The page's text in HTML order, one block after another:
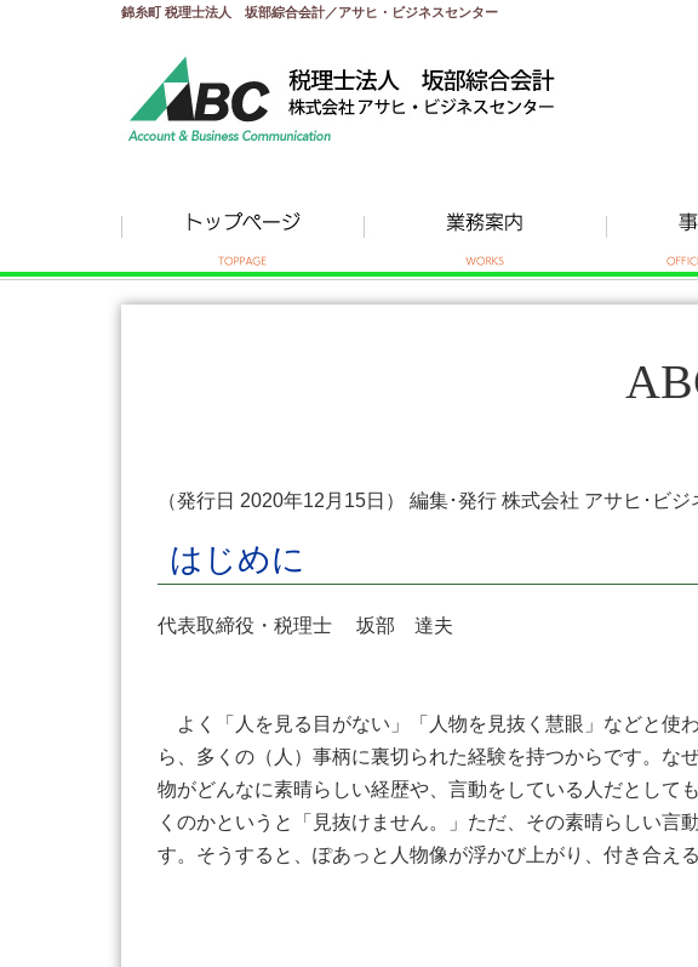
錦糸町 税理士法人 坂部綜合会計／アサヒ・ビジネスセンター
（発行日 2020年12月15日） 編集･発行 株式会社 アサヒ･ビジ
はじめに
代表取締役・税理士 坂部 達夫
よく「人を見る目がない」「人物を見抜く慧眼」などと使
ら、多くの（人）事柄に裏切られた経験を持つからです。な
物がどんなに素晴らしい経歴や、言動をしている人だとして
くのかというと「見抜けません。」ただ、その素晴らしい
す。そうすると、ぽあっと人物像が浮かび上がり、付き合え